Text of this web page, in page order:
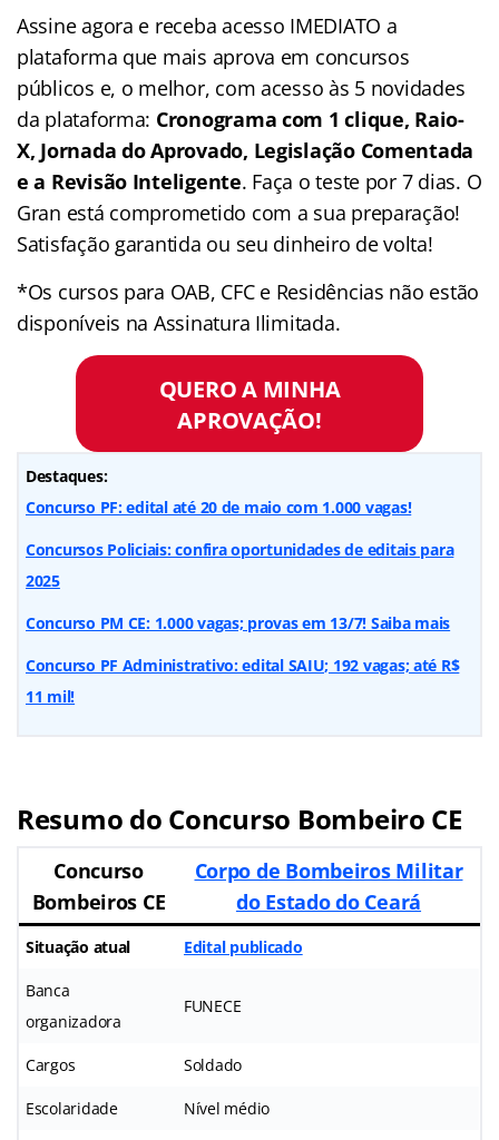
Assine agora e receba acesso IMEDIATO a
plataforma que mais aprova em concursos
públicos e, o melhor, com acesso às 5 novidades
da plataforma: Cronograma com 1 clique, Raio-
X, Jornada do Aprovado, Legislação Comentada
e a Revisão Inteligente. Faça o teste por 7 dias. O
Gran está comprometido com a sua preparação!
Satisfação garantida ou seu dinheiro de volta!
*Os cursos para OAB, CFC e Residências não estão
disponíveis na Assinatura Ilimitada.
QUERO A MINHA
APROVAÇÃO!
Destaques:
Concurso PF: edital até 20 de maio com 1.000 vagas!
Concursos Policiais: confira oportunidades de editais para
2025
Concurso PM CE: 1.000 vagas; provas em 13/7! Saiba mais
Concurso PF Administrativo: edital SAIU; 192 vagas; até R$
11 mil!
Resumo do Concurso Bombeiro CE
Concurso
Bombeiros CE
Corpo de Bombeiros Militar
do Estado do Ceará
Situação atual Edital publicado
Banca
organizadora
FUNECE
Cargos Soldado
Escolaridade Nível médio